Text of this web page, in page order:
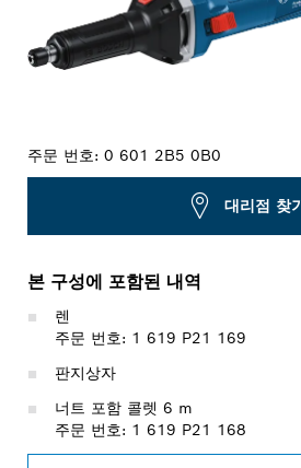
주문 번호: 0 601 2B5 0B0
대리점 찾기
본 구성에 포함된 내역
렌
주문 번호: 1 619 P21 169
판지상자
너트 포함 콜렛 6 m
주문 번호: 1 619 P21 168